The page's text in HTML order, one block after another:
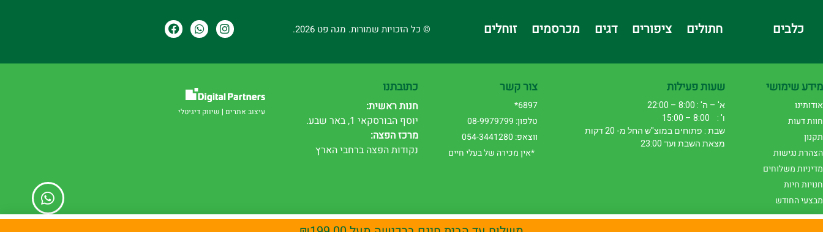
כלבים חתולים ציפורים דגים מכרסמים זוחלים © כל הזכויות שמורות. מגה פט 2026.
מידע שימושי
אודותינו
חוות דעות
תקנון
הצהרת נגישות
מדיניות משלוחים
חנויות חיות
מבצעי החודש
שעות פעילות
א' – ה' : 8:00 – 22:00
ו' : 8:00 – 15:00
שבת : פתוחים במוצ"ש החל מ- 20 דקות
מצאת השבת ועד 23:00
צור קשר
6897*
טלפון: 08-9979799
ווצאפ: 054-3441280
*אין מכירה של בעלי חיים
כתובתנו
חנות ראשית:
יוסף הבורסקאי 1, באר שבע.
מרכז הפצה:
נקודות הפצה ברחבי הארץ
עיצוב אתרים | שיווק דיגיטלי
באתר זה נעשה שימוש בעוגיות לצורך תפעול תקין ושיפור חוויית המשתמש. המשך השימוש באתר מהווה הסכמה לשימוש זה. לפרטים נוספים ראו